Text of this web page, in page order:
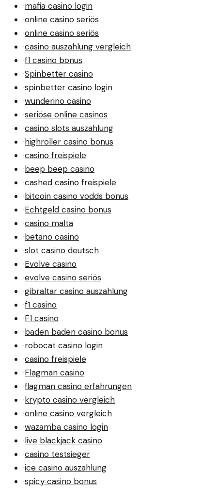
·mafia casino login
·online casino seriös
·online casino seriös
·casino auszahlung vergleich
·f1 casino bonus
·Spinbetter casino
·spinbetter casino login
·wunderino casino
·seriöse online casinos
·casino slots auszahlung
·highroller casino bonus
·casino freispiele
·beep beep casino
·cashed casino freispiele
·bitcoin casino vodds bonus
·Echtgeld casino bonus
·casino malta
·betano casino
·slot casino deutsch
·Evolve casino
·evolve casino seriös
·gibraltar casino auszahlung
·f1 casino
·F1 casino
·baden baden casino bonus
·robocat casino login
·casino freispiele
·Flagman casino
·flagman casino erfahrungen
·krypto casino vergleich
·online casino vergleich
·wazamba casino login
·live blackjack casino
·casino testsieger
·ice casino auszahlung
·spicy casino bonus